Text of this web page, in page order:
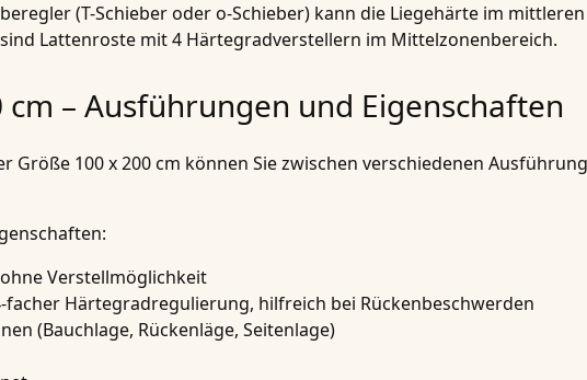
(T-Schieber oder o-Schieber) kann die Liegehärte im
Lattenroste mit 4 Härtegradverstellern im Mittelzonenbereich.
– Ausführungen und Eigenschaften
Größe 100 x 200 cm können Sie zwischen verschiedenen
Verstellmöglichkeit
Härtegradregulierung, hilfreich bei Rückenbeschwerden
(Bauchlage, Rückenläge, Seitenlage)